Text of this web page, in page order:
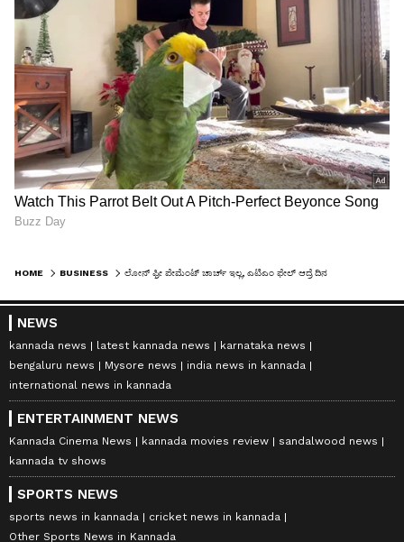
HOME BUSINESS
NEWS
kannada news latest kannada news
karnataka news
bengaluru news
Mysore news
india news in kannada
international news in kannada
ENTERTAINMENT NEWS
Kannada Cinema News kannada movies review
sandalwood news
kannada tv shows
SPORTS NEWS
sports news in kannada
cricket news in kannada
Other Sports News in Kannada